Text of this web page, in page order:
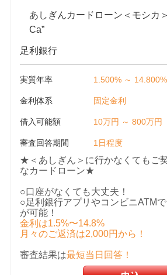
あしぎんカードローン＜モシカ
Ca”
足利銀行
実質年率 1.500% ～ 14.800%
金利体系 固定金利
借入可能額 10万円 ～ 800万円
審査回答期間 1日程度
★＜あしぎん＞に行かなくてもご
なカードローン★
○口座がなくても大丈夫！
○足利銀行アプリやコンビニATM
が可能！
金利は1.5%〜14.8%
月々のご返済は2,000円から！
審査結果は最短当日回答！